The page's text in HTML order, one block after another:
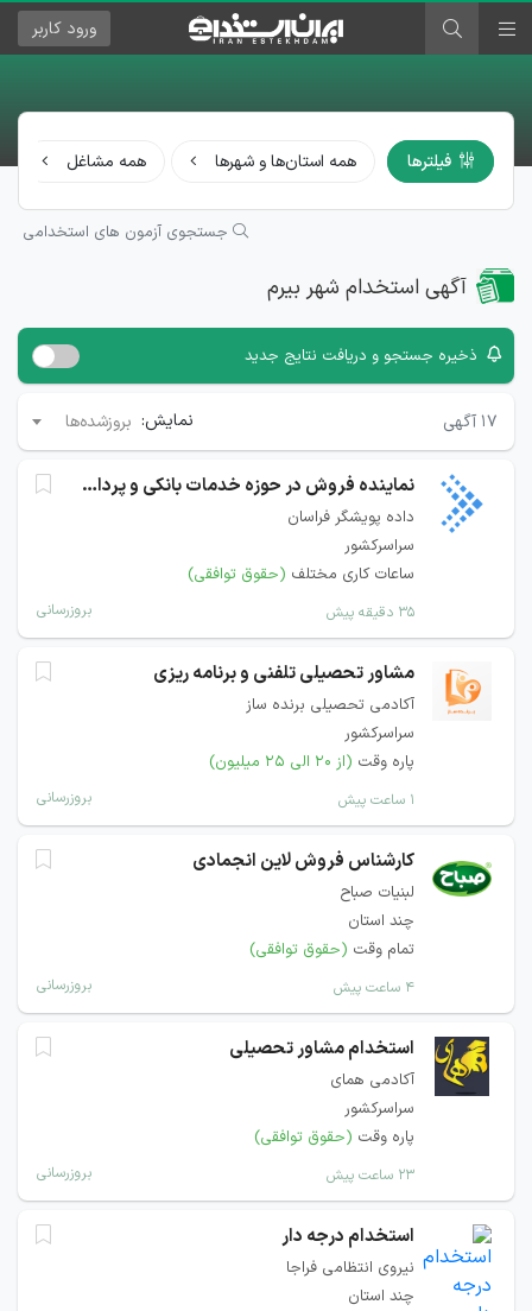
ورود کاربر
فیلترها همه استان‌ها و شهرها همه مشاغل
جستجوی آزمون های استخدامی
آگهی استخدام شهر بیرم
ذخیره جستجو و دریافت نتایج جدید
۱۷ آگهی نمایش: بروزشده‌ها
نماینده فروش در حوزه خدمات بانکی و پرداخت
داده پویشگر فراسان
سراسرکشور
ساعات کاری مختلف (حقوق توافقی)
۳۵ دقیقه پیش بروزرسانی
مشاور تحصیلی تلفنی و برنامه ریزی
آکادمی تحصیلی برنده ساز
سراسرکشور
پاره وقت (از ۲۰ الی ۲۵ میلیون)
۱ ساعت پیش بروزرسانی
کارشناس فروش لاین انجمادی
لبنیات صباح
چند استان
تمام وقت (حقوق توافقی)
۴ ساعت پیش بروزرسانی
استخدام مشاور تحصیلی
آکادمی همای
سراسرکشور
پاره وقت (حقوق توافقی)
۲۳ ساعت پیش بروزرسانی
استخدام درجه دار
نیروی انتظامی فراجا
چند استان